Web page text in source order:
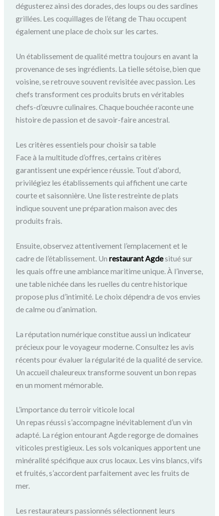
dégusterez ainsi des dorades, des loups ou des sardines
grillées. Les coquillages de l’étang de Thau occupent
également une place de choix sur les cartes.
Un établissement de qualité mettra toujours en avant la
provenance de ses ingrédients. La tielle sétoise, bien que
voisine, se retrouve souvent revisitée avec passion. Les
chefs transforment ces produits bruts en véritables
chefs-d’œuvre culinaires. Chaque bouchée raconte une
histoire de passion et de savoir-faire ancestral.
Les critères essentiels pour choisir sa table
Face à la multitude d’offres, certains critères
garantissent une expérience réussie. Tout d’abord,
privilégiez les établissements qui affichent une carte
courte et saisonnière. Une liste restreinte de plats
indique souvent une préparation maison avec des
produits frais.
Ensuite, observez attentivement l’emplacement et le
cadre de l’établissement. Unrestaurant Agdesitué sur
les quais offre une ambiance maritime unique. À l’inverse,
une table nichée dans les ruelles du centre historique
propose plus d’intimité. Le choix dépendra de vos envies
de calme ou d’animation.
La réputation numérique constitue aussi un indicateur
précieux pour le voyageur moderne. Consultez les avis
récents pour évaluer la régularité de la qualité de service.
Un accueil chaleureux transforme souvent un bon repas
en un moment mémorable.
L’importance du terroir viticole local
Un repas réussi s’accompagne inévitablement d’un vin
adapté. La région entourant Agde regorge de domaines
viticoles prestigieux. Les sols volcaniques apportent une
minéralité spécifique aux crus locaux. Les vins blancs, vifs
et fruités, s’accordent parfaitement avec les fruits de
mer.
Les restaurateurs passionnés sélectionnent leurs